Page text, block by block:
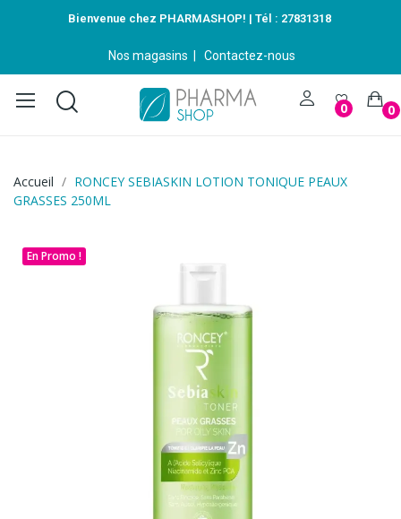
Bienvenue chez PHARMASHOP! | Tél : 27831318
Nos magasins Contactez-nous
0 0
Accueil
RONCEY SEBIASKIN LOTION TONIQUE PEAUX
GRASSES 250ML
En Promo !